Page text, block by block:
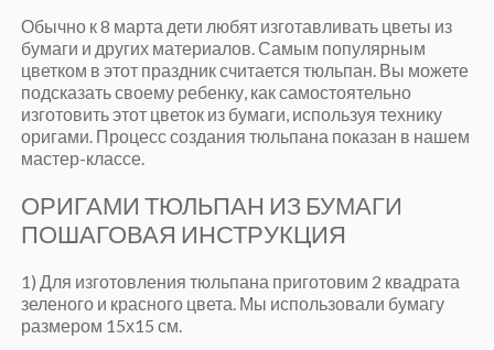
Обычно к 8 марта дети любят изготавливать цветы из
бумаги и других материалов. Самым популярным
цветком в этот праздник считается тюльпан. Вы можете
подсказать своему ребенку, как самостоятельно
изготовить этот цветок из бумаги, используя технику
оригами. Процесс создания тюльпана показан в нашем
мастер-классе.
ОРИГАМИ ТЮЛЬПАН ИЗ БУМАГИ
ПОШАГОВАЯ ИНСТРУКЦИЯ
1) Для изготовления тюльпана приготовим 2 квадрата
зеленого и красного цвета. Мы использовали бумагу
размером 15х15 см.